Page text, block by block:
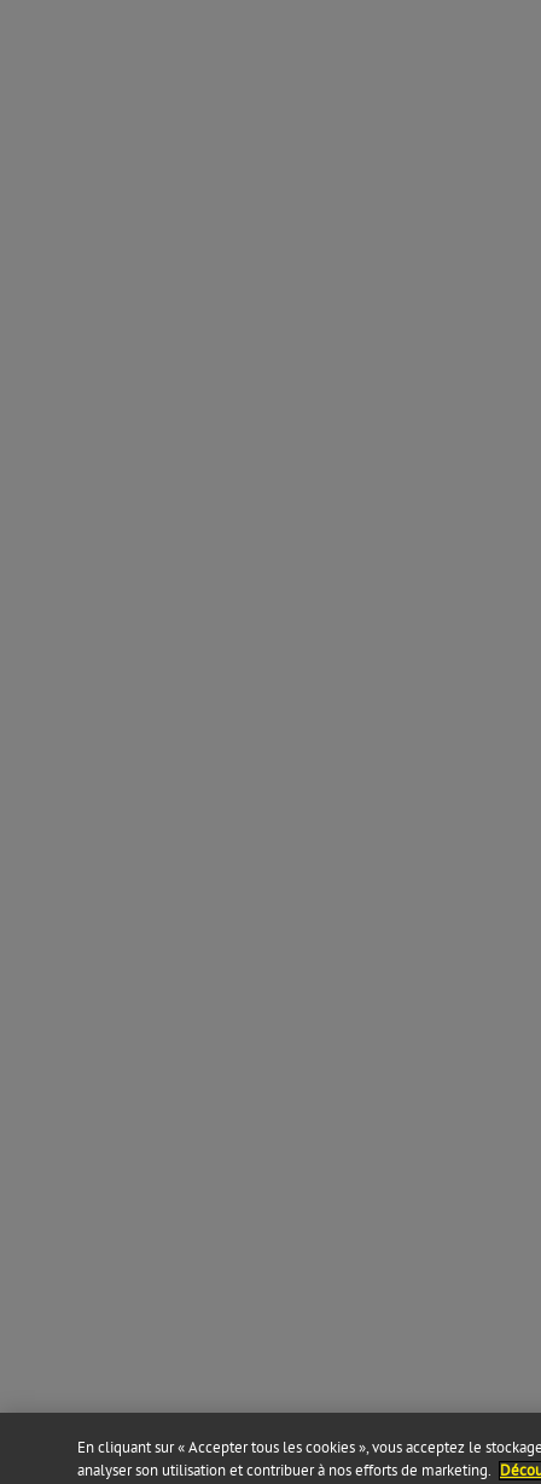
En cliquant sur « Accepter tous les cookies », vous acceptez le
analyser son utilisation et contribuer à nos efforts de marketing.